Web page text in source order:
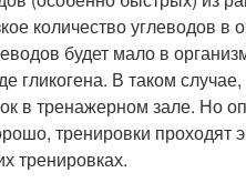
количество углеводов
будет мало в
гликогена. В таком
в тренажерном зале. Но
тренировки проходят
тренировках.